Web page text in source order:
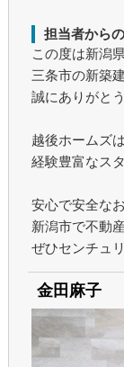
担当者から
この度は新潟
三条市の新築
誠にありがと
越後ホームズ
経験豊富なス
安心で安全な
新潟市で不動
ぜひセンチュ
金田麻子